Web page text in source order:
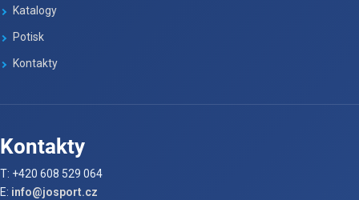
Katalogy
Potisk
Kontakty
Kontakty
T: +420 608 529 064
E: info@josport.cz